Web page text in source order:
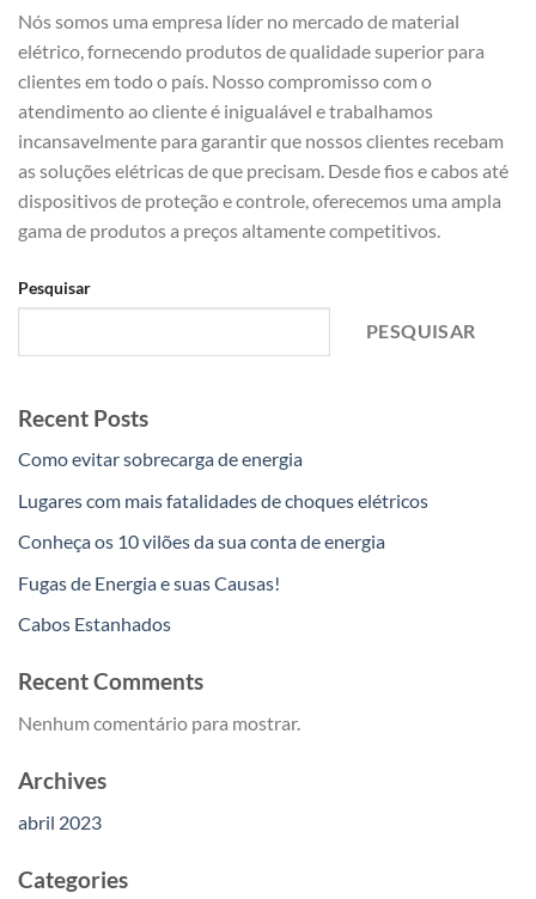
Nós somos uma empresa líder no mercado de material
elétrico, fornecendo produtos de qualidade superior para
clientes em todo o país. Nosso compromisso com o
atendimento ao cliente é inigualável e trabalhamos
incansavelmente para garantir que nossos clientes recebam
as soluções elétricas de que precisam. Desde fios e cabos até
dispositivos de proteção e controle, oferecemos uma ampla
gama de produtos a preços altamente competitivos.
Pesquisar
PESQUISAR
Recent Posts
Como evitar sobrecarga de energia
Lugares com mais fatalidades de choques elétricos
Conheça os 10 vilões da sua conta de energia
Fugas de Energia e suas Causas!
Cabos Estanhados
Recent Comments
Nenhum comentário para mostrar.
Archives
abril 2023
Categories